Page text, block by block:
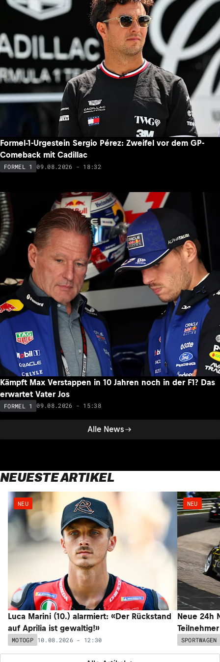
Alle News
Formel-1-Urgestein Sergio Pérez: Zweifel vor dem GP-
Comeback mit Cadillac
FORMEL 1 09.08.2026 - 18:32
Kämpft Max Verstappen in 10 Jahren noch in der F1? Das
erwartet Vater Jos
FORMEL 1 09.08.2026 - 15:38
NEUESTE ARTIKEL
NEU
Luca Marini (10.) alarmiert: «Der Rückstand
auf Aprilia ist gewaltig!»
MOTOGP 10.08.2026 - 12:30
NEU
Neue 24h
SPORTWAGEN